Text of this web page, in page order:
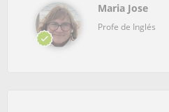
Maria Jose
Profe de Inglés